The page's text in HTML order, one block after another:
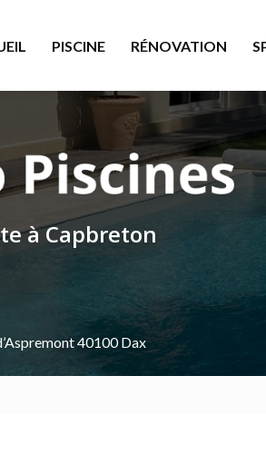
PISCINE RÉNOVATION
à Capbreton
40100 Dax